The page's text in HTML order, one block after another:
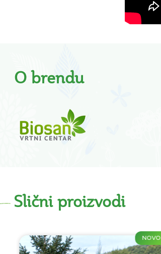
O brendu
Slični proizvodi
NOVO